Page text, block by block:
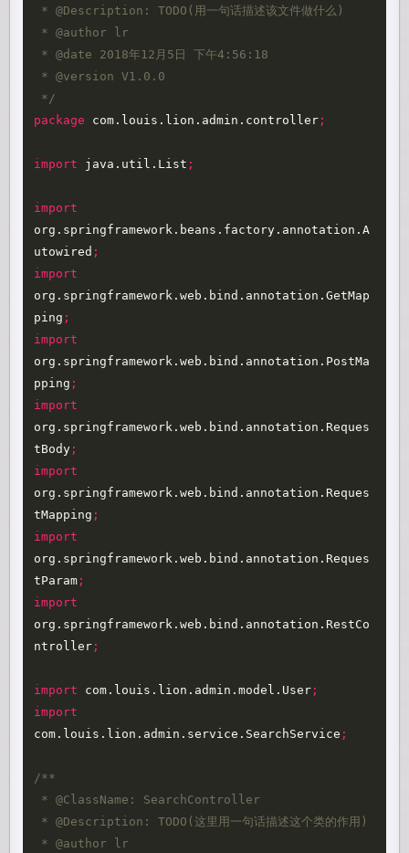
*/
package
com.louis.lion.admin.controller ;
import java.util.List ;
import
org.springframework.beans.factory.annotation.A
utowired ;
import
org.springframework.web.bind.annotation.GetMap
ping ;
import
org.springframework.web.bind.annotation.PostMa
pping ;
import
org.springframework.web.bind.annotation.Reques
tBody ;
import
org.springframework.web.bind.annotation.Reques
tMapping ;
import
org.springframework.web.bind.annotation.Reques
tParam ;
import
org.springframework.web.bind.annotation.RestCo
ntroller ;
import com.louis.lion.admin.model.User ;
import
com.louis.lion.admin.service.SearchService ;
/**